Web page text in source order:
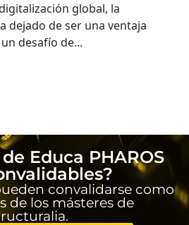
global, la
dejado de ser una ventaja
desafío de...
Educa PHAROS
convalidarse como
de los másteres de